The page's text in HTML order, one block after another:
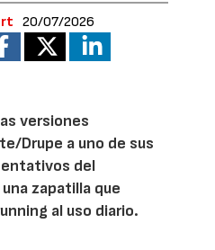
20/07/2026
versiones
Drupe a uno de sus
del
zapatilla que
al uso diario.